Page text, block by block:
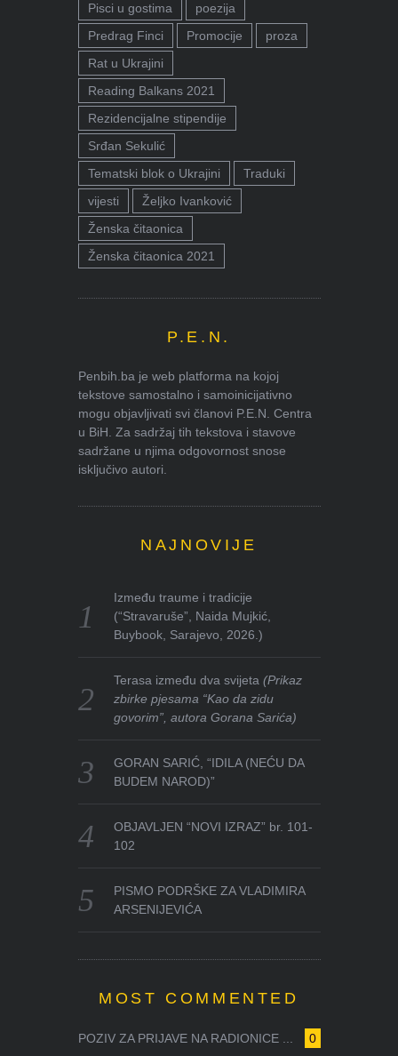
Pisci u gostima
poezija
Predrag Finci
Promocije
proza
Rat u Ukrajini
Reading Balkans 2021
Rezidencijalne stipendije
Srđan Sekulić
Tematski blok o Ukrajini
Traduki
vijesti
Željko Ivanković
Ženska čitaonica
Ženska čitaonica 2021
P.E.N.
Penbih.ba je web platforma na kojoj
tekstove samostalno i samoinicijativno
mogu objavljivati svi članovi P.E.N. Centra
u BiH. Za sadržaj tih tekstova i stavove
sadržane u njima odgovornost snose
isključivo autori.
NAJNOVIJE
Između traume i tradicije
(“Stravaruše”, Naida Mujkić,
Buybook, Sarajevo, 2026.)
Terasa između dva svijeta(Prikaz
zbirke pjesama “Kao da zidu
govorim”, autora Gorana Sarića)
GORAN SARIĆ, “IDILA (NEĆU DA
BUDEM NAROD)”
OBJAVLJEN “NOVI IZRAZ” br. 101-
102
PISMO PODRŠKE ZA VLADIMIRA
ARSENIJEVIĆA
MOST COMMENTED
0
POZIV ZA PRIJAVE NA RADIONICE ...